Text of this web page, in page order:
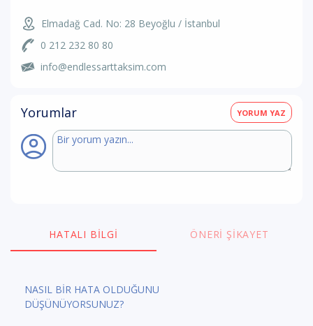
Elmadağ Cad. No: 28 Beyoğlu / İstanbul
0 212 232 80 80
info@endlessarttaksim.com
Yorumlar YORUM YAZ
HATALI BILGI ÖNERI ŞIKAYET
NASIL BİR HATA OLDUĞUNU
DÜŞÜNÜYORSUNUZ?